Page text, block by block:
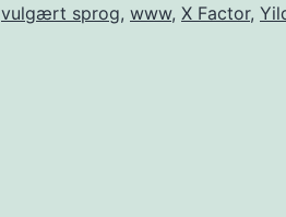
vulgært sprog, www, X Factor,